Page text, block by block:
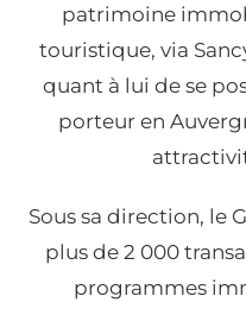
patrimoine
touristique, via
quant à lui de se
porteur en
Sous sa direction, le
plus de 2 000
programmes